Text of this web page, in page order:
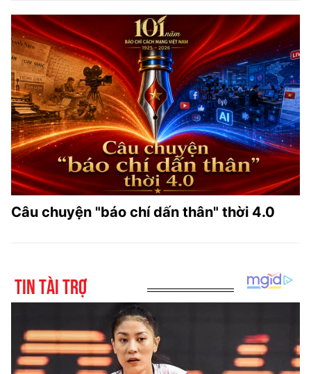
Câu chuyện "báo chí dấn thân" thời 4.0